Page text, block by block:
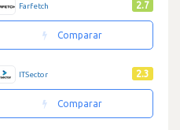
Farfetch 2.7
Comparar
ITSector 2.3
Comparar